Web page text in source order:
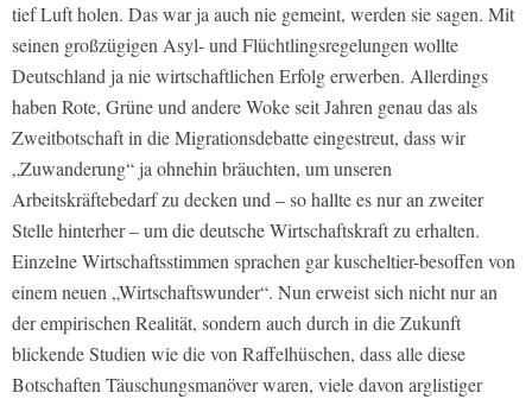
tief Luft holen. Das war ja auch nie gemeint, werden sie sagen. Mit
seinen großzügigen Asyl- und Flüchtlingsregelungen wollte
Deutschland ja nie wirtschaftlichen Erfolg erwerben. Allerdings
haben Rote, Grüne und andere Woke seit Jahren genau das als
Zweitbotschaft in die Migrationsdebatte eingestreut, dass wir
„Zuwanderung“ ja ohnehin bräuchten, um unseren
Arbeitskräftebedarf zu decken und – so hallte es nur an zweiter
Stelle hinterher – um die deutsche Wirtschaftskraft zu erhalten.
Einzelne Wirtschaftsstimmen sprachen gar kuscheltier-besoffen von
einem neuen „Wirtschaftswunder“. Nun erweist sich nicht nur an
der empirischen Realität, sondern auch durch in die Zukunft
blickende Studien wie die von Raffelhüschen, dass alle diese
Botschaften Täuschungsmanöver waren, viele davon arglistiger